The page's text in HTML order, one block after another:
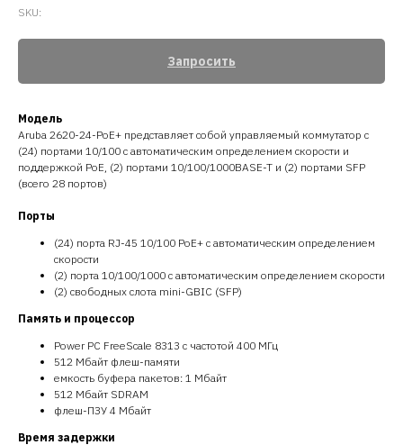
SKU:
Запросить
Модель
Aruba 2620-24-PoE+ представляет собой управляемый коммутатор с
(24) портами 10/100 с автоматическим определением скорости и
поддержкой PoE, (2) портами 10/100/1000BASE-T и (2) портами SFP
(всего 28 портов)
Порты
(24) порта RJ-45 10/100 PoE+ с автоматическим определением
скорости
(2) порта 10/100/1000 с автоматическим определением скорости
(2) свободных слота mini-GBIC (SFP)
Память и процессор
Power PC FreeScale 8313 с частотой 400 МГц
512 Мбайт флеш-памяти
емкость буфера пакетов: 1 Мбайт
512 Мбайт SDRAM
флеш-ПЗУ 4 Мбайт
Время задержки